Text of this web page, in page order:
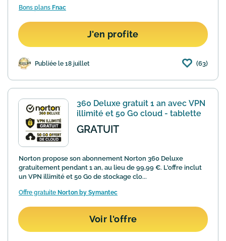
Bons plans Fnac
J'en profite
Publiée le 18 juillet (63)
360 Deluxe gratuit 1 an avec VPN
illimité et 50 Go cloud - tablette
GRATUIT
Norton propose son abonnement Norton 360 Deluxe
gratuitement pendant 1 an, au lieu de 99,99 €. L'offre inclut
un VPN illimité et 50 Go de stockage clo...
Offre gratuite Norton by Symantec
Voir l'offre